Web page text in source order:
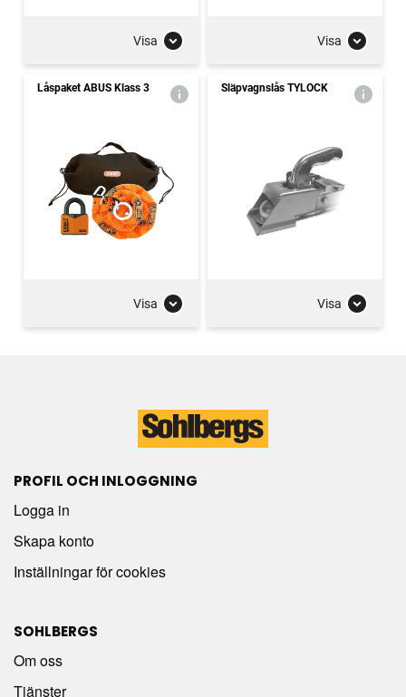
Visa Visa
Låspaket ABUS Klass 3
Visa
Släpvagnslås TYLOCK
Visa
PROFIL OCH INLOGGNING
Logga in
Skapa konto
Inställningar för cookies
SOHLBERGS
Om oss
Tjänster